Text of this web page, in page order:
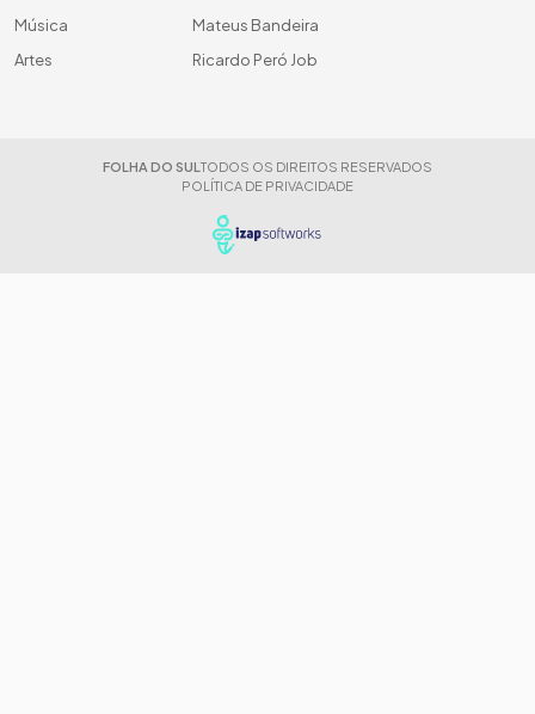
Música
Artes
Mateus Bandeira
Ricardo Peró Job
FOLHA DO SUL TODOS OS DIREITOS RESERVADOS
POLÍTICA DE PRIVACIDADE